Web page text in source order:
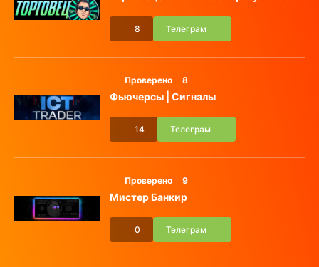
8 Телеграм
Проверено 8
Фьючерсы | Сигналы
14 Телеграм
Проверено 9
Мистер Банкир
0 Телеграм